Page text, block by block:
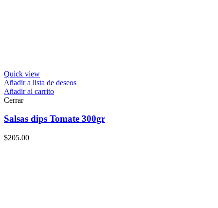
Quick view
Añadir a lista de deseos
Añadir al carrito
Cerrar
Salsas dips Tomate 300gr
$205.00